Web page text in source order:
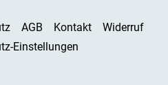
AGB Kontakt
Widerruf
Einstellungen